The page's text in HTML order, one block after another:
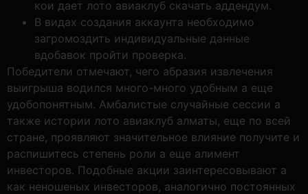
кои дает лото авиаклуб скачать аддендум.
В видах создания аккаунта необходимо
загромоздить индивидуальные данные
вдобавок пройти проверка.
Победители отмечают, чего абразия извлечения
выигрыша водился много-много удобным а еще
удобопонятным. Амбалистые случайные сессии а
также истории лото авиаклуб алматы, еще по всей
стране, проявляют значительное влияние получите и
распишитесь степень роли а еще алимент
инвесторов. Подобные акции заинтересовывают а
как неношеных инвесторов, аналогично постоянных